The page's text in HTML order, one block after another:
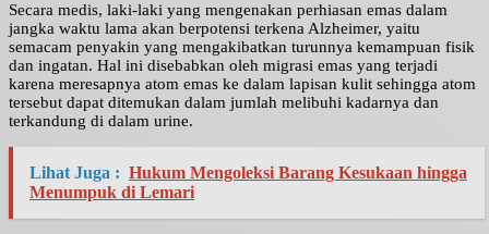
Secara medis, laki-laki yang mengenakan perhiasan emas dalam
jangka waktu lama akan berpotensi terkena Alzheimer, yaitu
semacam penyakin yang mengakibatkan turunnya kemampuan fisik
dan ingatan. Hal ini disebabkan oleh migrasi emas yang terjadi
karena meresapnya atom emas ke dalam lapisan kulit sehingga atom
tersebut dapat ditemukan dalam jumlah melibuhi kadarnya dan
terkandung di dalam urine.
Lihat Juga : Hukum Mengoleksi Barang Kesukaan hingga
Menumpuk di Lemari